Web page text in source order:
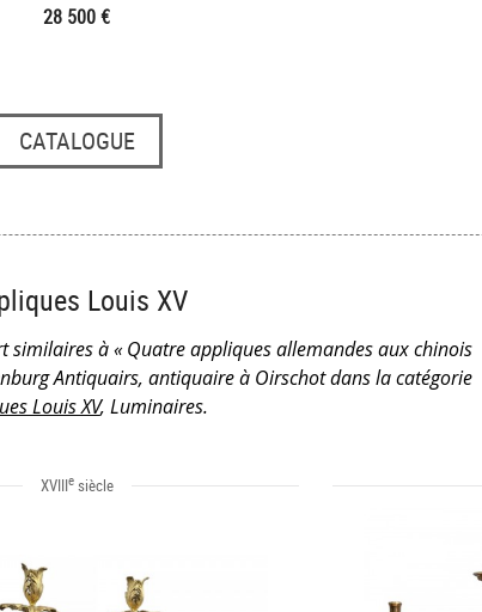
28 500 €
CATALOGUE
Louis XV
similaires à « Quatre appliques allemandes aux chinois
Antiquairs, antiquaire à Oirschot dans la catégorie
Louis XV, Luminaires.
XVIIIesiècle